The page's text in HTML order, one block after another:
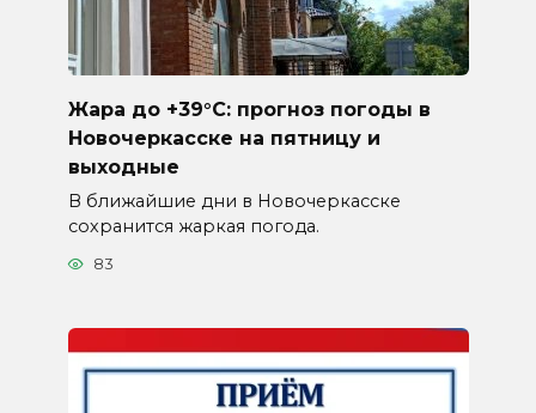
Жара до +39°C: прогноз погоды в
Новочеркасске на пятницу и
выходные
В ближайшие дни в Новочеркасске
сохранится жаркая погода.
83